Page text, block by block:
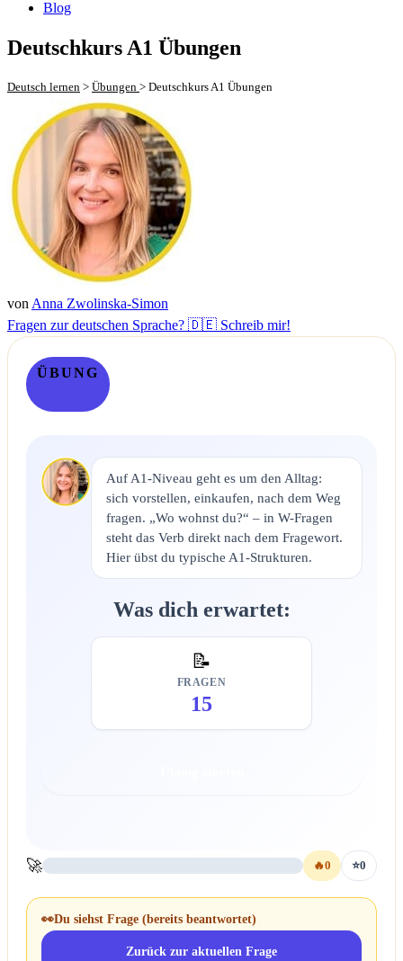
Blog
Deutschkurs A1 Übungen
Deutsch lernen > Übungen > Deutschkurs A1 Übungen
von Anna Zwolinska-Simon
Fragen zur deutschen Sprache? 🇩🇪 Schreib mir!
ÜBUNG
Auf A1-Niveau geht es um den Alltag:
sich vorstellen, einkaufen, nach dem Weg
fragen. „Wo wohnst du?“ – in W-Fragen
steht das Verb direkt nach dem Fragewort.
Hier übst du typische A1-Strukturen.
Was dich erwartet:
📝
FRAGEN
15
🚀 🔥0 ⭐0
👀Du siehst Frage (bereits beantwortet)
Zurück zur aktuellen Frage